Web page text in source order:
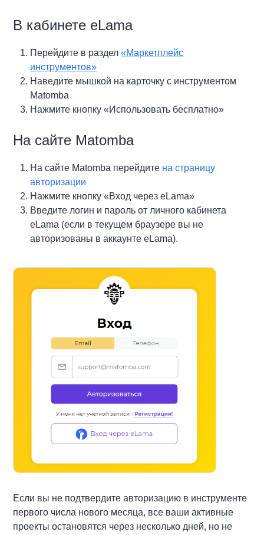
В кабинете eLama
Перейдите в раздел«Маркетплейс
инструментов»
Наведите мышкой на карточку с инструментом
Matomba
Нажмите кнопку «Использовать бесплатно»
На сайте Matomba
На сайте Matomba перейдите на страницу
авторизации
Нажмите кнопку «Вход через eLama»
Введите логин и пароль от личного кабинета
eLama (если в текущем браузере вы не
авторизованы в аккаунте eLama).
Если вы не подтвердите авторизацию в инструменте
первого числа нового месяца, все ваши активные
проекты остановятся через несколько дней, но не